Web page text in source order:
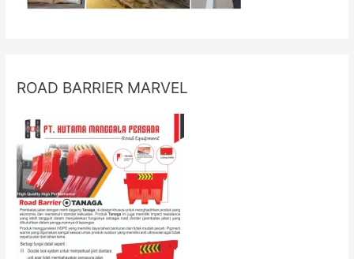
ROAD BARRIER MARVEL